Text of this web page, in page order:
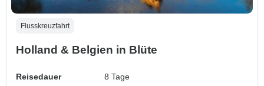
Flusskreuzfahrt
Holland & Belgien in Blüte
Reisedauer
8 Tage